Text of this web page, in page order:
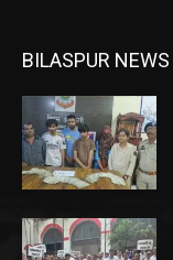
BILASPUR NEWS